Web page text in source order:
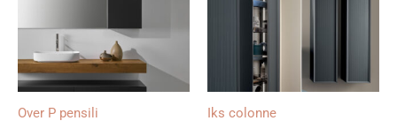
Over P pensili Iks colonne